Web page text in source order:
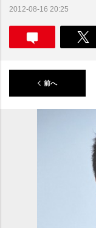
2012-08-16 20:25
前へ